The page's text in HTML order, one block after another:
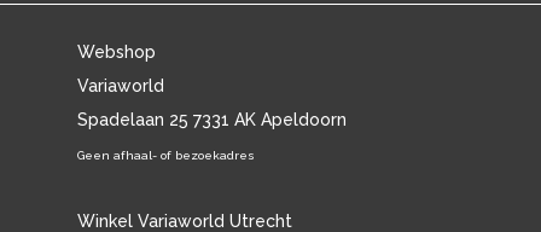
Webshop
Variaworld
Spadelaan 25 7331 AK Apeldoorn
Geen afhaal- of bezoekadres
Winkel Variaworld Utrecht